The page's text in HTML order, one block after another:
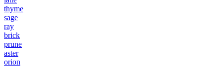
thyme
sage
ray
brick
prune
aster
orion